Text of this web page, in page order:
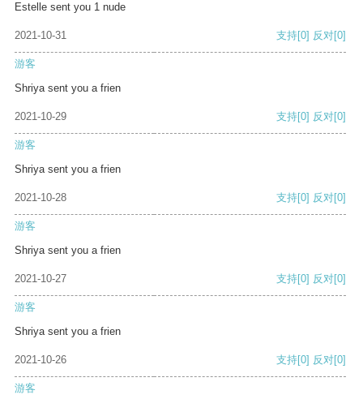
Estelle sent you 1 nude
2021-10-31 支持[0] 反对[0]
游客
Shriya sent you a frien
2021-10-29 支持[0] 反对[0]
游客
Shriya sent you a frien
2021-10-28 支持[0] 反对[0]
游客
Shriya sent you a frien
2021-10-27 支持[0] 反对[0]
游客
Shriya sent you a frien
2021-10-26 支持[0] 反对[0]
游客